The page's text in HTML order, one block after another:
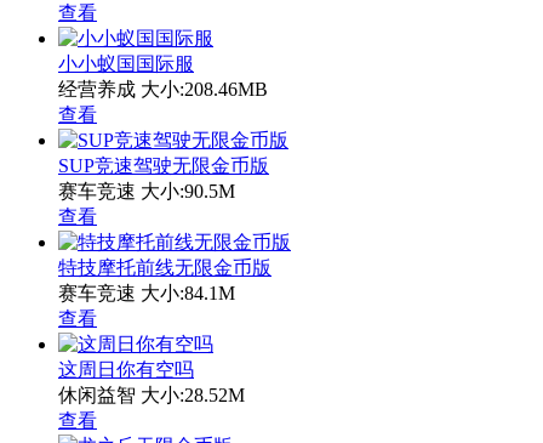
查看
小小蚁国国际服
经营养成 大小:208.46MB
查看
SUP竞速驾驶无限金币版
赛车竞速 大小:90.5M
查看
特技摩托前线无限金币版
赛车竞速 大小:84.1M
查看
这周日你有空吗
休闲益智 大小:28.52M
查看